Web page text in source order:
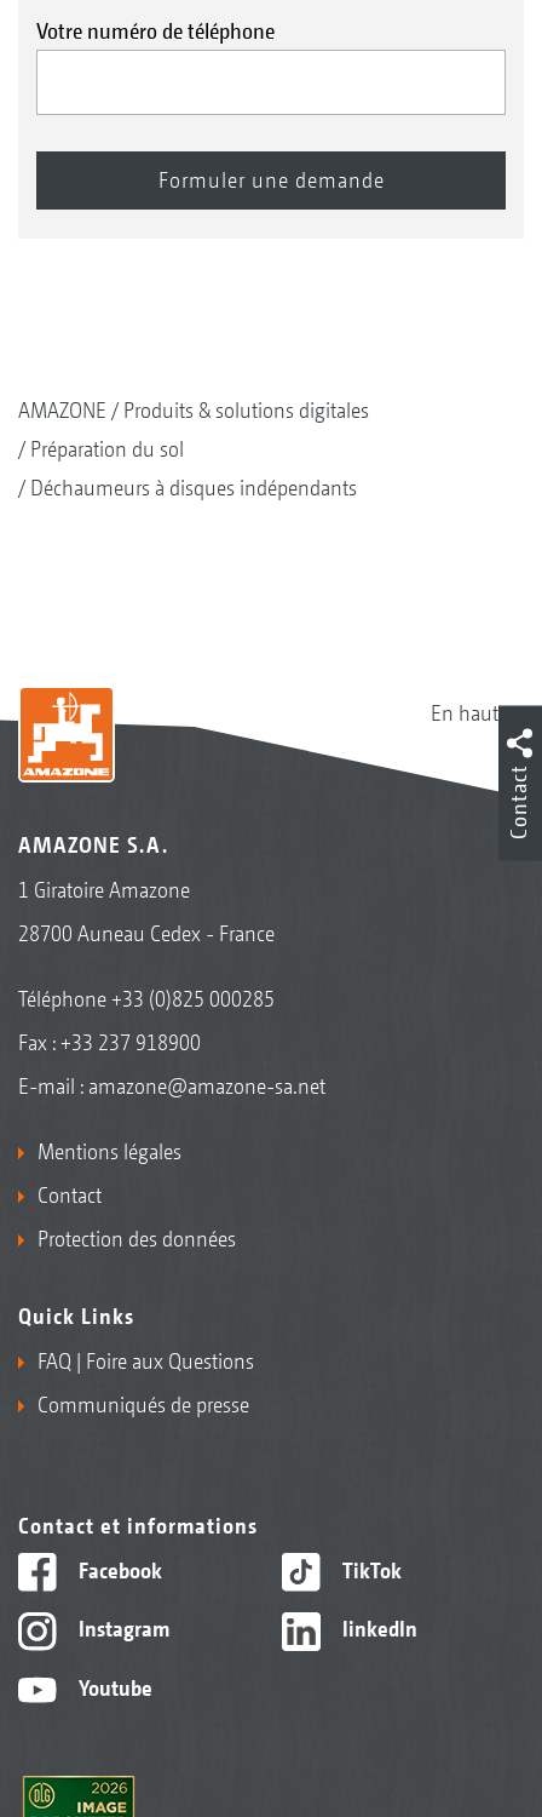
Votre numéro de téléphone
AMAZONE
Produits & solutions digitales
Préparation du sol
Déchaumeurs à disques indépendants
En haut
AMAZONE S.A.
1 Giratoire Amazone
28700 Auneau Cedex - France
Téléphone+33 (0)825 000285
Fax : +33 237 918900
E-mail : amazone@amazone-sa.net
Mentions légales
Contact
Protection des données
Quick Links
FAQ | Foire aux Questions
Communiqués de presse
Contact et informations
Facebook
Instagram
Youtube
TikTok
linkedIn
Contact